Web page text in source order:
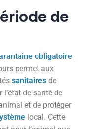
de
obligatoire
permet aux
sanitaires de
l’état de santé de
et de protéger
local. Cette